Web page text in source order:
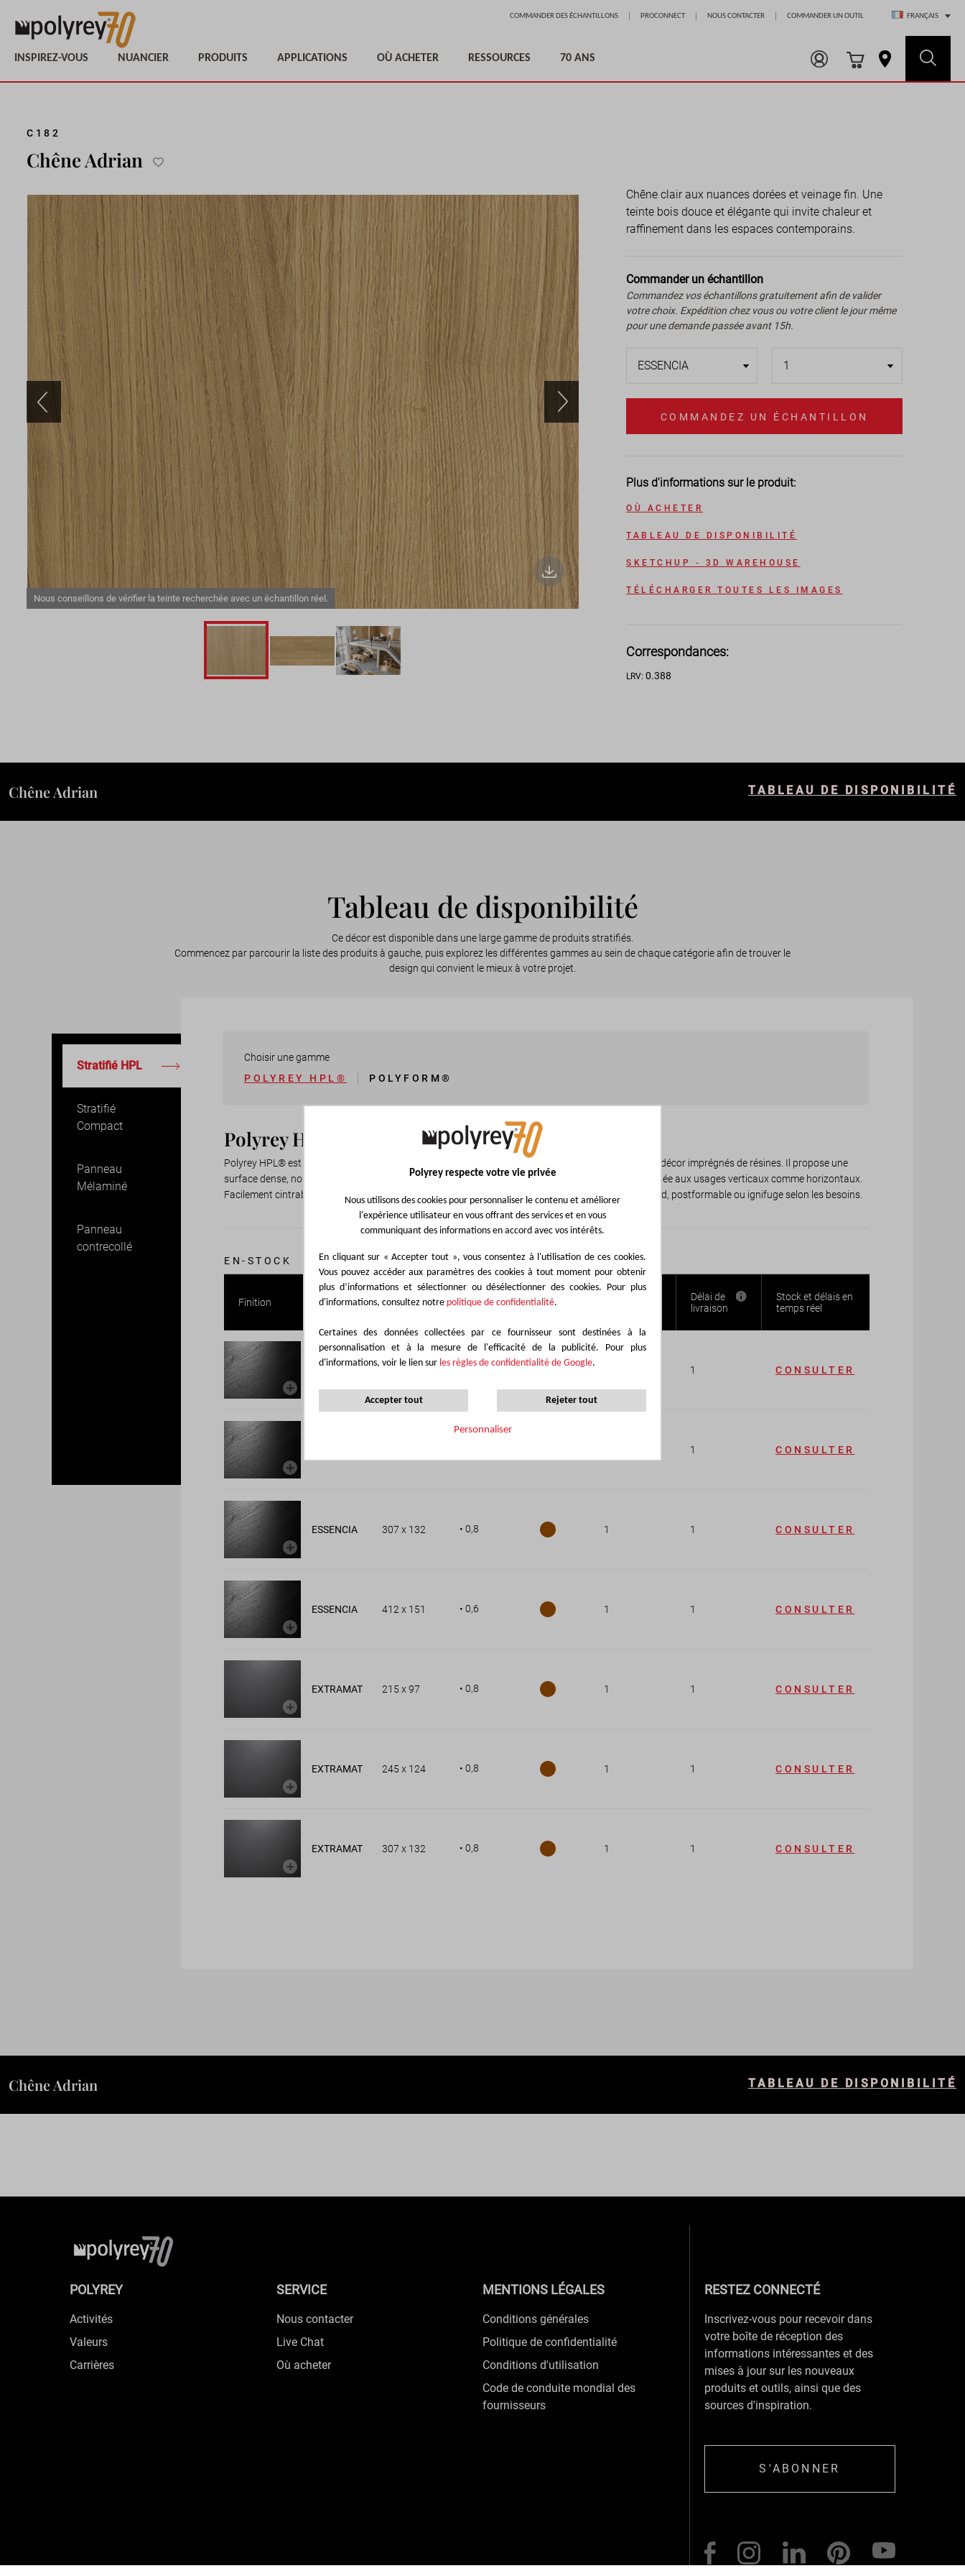
Polyrey respecte votre vie privée
Nous utilisons des cookies pour personnaliser le contenu et améliorer
l'expérience utilisateur en vous offrant des services et en vous
communiquant des informations en accord avec vos intérêts.
En cliquant sur « Accepter tout », vous consentez à l'utilisation de ces cookies.
Vous pouvez accéder aux paramètres des cookies à tout moment pour obtenir
plus d’informations et sélectionner ou désélectionner des cookies. Pour plus
d'informations, consultez notre politique de confidentialité.
Certaines des données collectées par ce fournisseur sont destinées à la
personnalisation et à la mesure de l'efficacité de la publicité. Pour plus
d'informations, voir le lien sur les règles de confidentialité de Google.
Accepter tout Rejeter tout
Personnaliser
Aller
COMMANDER DES ÉCHANTILLONS PROCONNECT NOUS CONTACTER COMMANDER UN OUTIL
Choisir un magasin
FRANÇAIS
INSPIREZ-VOUS NUANCIER PRODUITS APPLICATIONS OÙ ACHETER RESSOURCES 70 ANS
Chêne clair aux nuances dorées et veinage fin. Une
teinte bois douce et élégante qui invite chaleur et
raffinement dans les espaces contemporains.
Commander un échantillon
Commandez vos échantillons gratuitement afin de valider
votre choix. Expédition chez vous ou votre client le jour même
pour une demande passée avant 15h.
COMMANDEZ UN ÉCHANTILLON
Plus d'informations sur le produit:
OÙ ACHETER
TABLEAU DE DISPONIBILITÉ
SKETCHUP - 3D WAREHOUSE
TÉLÉCHARGER TOUTES LES IMAGES
Correspondances:
LRV: 0.388
Passer
à
la
galerie
C182
Chêne Adrian
à
la
d'achats
Nous conseillons de vérifier la teinte recherchée avec un échantillon réel.
d’images
Chêne Adrian TABLEAU DE DISPONIBILITÉ
Tableau de disponibilité
Ce décor est disponible dans une large gamme de produits stratifiés.
Commencez par parcourir la liste des produits à gauche, puis explorez les différentes gammes au sein de chaque catégorie afin de trouver le
design qui convient le mieux à votre projet.
Stratifié HPL
Stratifié
Compact
Panneau
Mélaminé
Panneau
contrecollé
Choisir une gamme
POLYREY HPL®
POLYFORM®
Polyrey HPL®
Polyrey HPL® est un stratifié décoratif haute pression, composé de couches de papier kraft et d’un décor imprégnés de résines. Il propose une
surface dense, non poreuse,antibactérienne, résistante aux rayures, chocs, taches et chaleur, adaptée aux usages verticaux comme horizontaux.
Facilement cintrable, il est disponible en plusieurs formats et épaisseurs, il existe en version standard, postformable ou ignifuge selon les besoins.
EN-STOCK
Finition
Format
(cm)
Épaisseur
(mm)
Noyau
Minimum de
Délai de
livraison
Stock et délais en
temps réel
• 0,8 1 CONSULTER
1 CONSULTER
ESSENCIA 307 x 132 • 0,8 1 1 CONSULTER
ESSENCIA 412 x 151 • 0,6 1 1 CONSULTER
EXTRAMAT 215 x 97 • 0,8 1 1 CONSULTER
EXTRAMAT 245 x 124 • 0,8 1 1 CONSULTER
EXTRAMAT 307 x 132 • 0,8 1 1 CONSULTER
Chêne Adrian TABLEAU DE DISPONIBILITÉ
POLYREY
Activités
Valeurs
Carrières
SERVICE
Nous contacter
Live Chat
Où acheter
MENTIONS LÉGALES
Conditions générales
Politique de confidentialité
Conditions d'utilisation
Code de conduite mondial des
fournisseurs
RESTEZ CONNECTÉ
Inscrivez-vous pour recevoir dans
votre boîte de réception des
informations intéressantes et des
mises à jour sur les nouveaux
produits et outils, ainsi que des
sources d'inspiration.
S'ABONNER